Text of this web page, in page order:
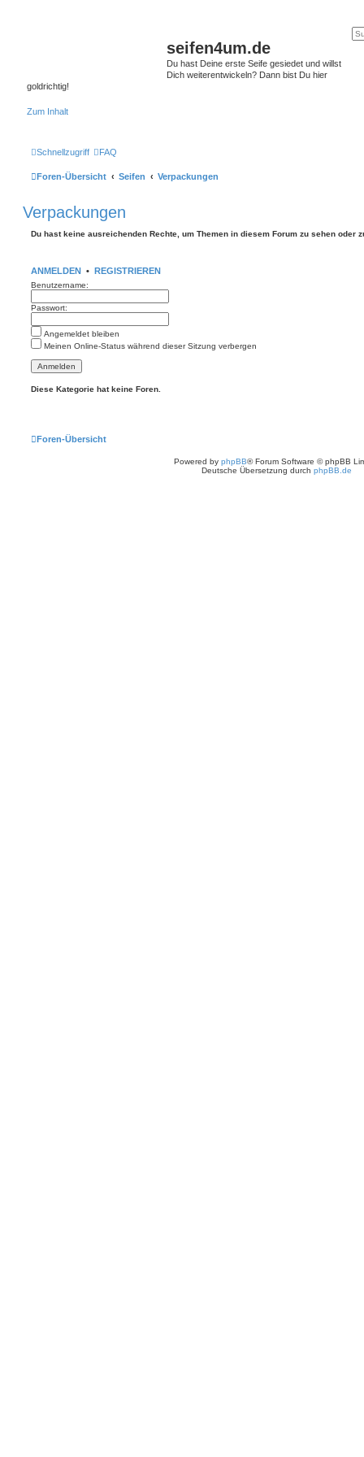
seifen4um.de
Du hast Deine erste Seife gesiedet und willst
Dich weiterentwickeln? Dann bist Du hier
goldrichtig!
Zum Inhalt
Schnellzugriff FAQ
Foren-Übersicht Seifen Verpackungen
Verpackungen
Du hast keine ausreichenden Rechte, um Themen in diesem Forum zu sehen oder
ANMELDEN • REGISTRIEREN
Benutzername:
Passwort:
Angemeldet bleiben
Meinen Online-Status während dieser Sitzung verbergen
Diese Kategorie hat keine Foren.
Foren-Übersicht
Powered by phpBB® Forum Software © phpBB
Deutsche Übersetzung durch phpBB.de